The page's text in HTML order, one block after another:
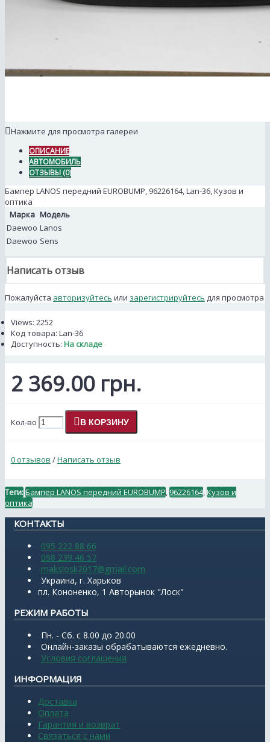
Нажмите для просмотра галереи
ОПИСАНИЕ
АВТОМОБИЛЬ
ОТЗЫВЫ (0)
Бампер LANOS передний EUROBUMP, 96226164, Lan-36, Кузов и
оптика
Марка Модель
Daewoo Lanos
Daewoo Sens
Написать отзыв
Пожалуйста авторизуйтесь или зарегистрируйтесь для просмотра
Views: 2252
Код товара: Lan-36
Доступность: На складе
2 369.00 грн.
Кол-во В КОРЗИНУ
0 отзывов /Написать отзыв
Теги:Бампер LANOS передний EUROBUMP 96226164 Кузов и
оптика
КОНТАКТЫ
095 222 88 66
098 239 46 57
makslosk2017@gmail.com
Украина, г. Харьков
пл. Кононенко, 1 Авторынок "Лоск"
РЕЖИМ РАБОТЫ
Пн. - Сб. с 8.00 до 20.00
Онлайн-заказы обрабатываются ежедневно.
Условия соглашения
ИНФОРМАЦИЯ
Доставка
Оплата
Гарантия и возврат
Связаться с нами